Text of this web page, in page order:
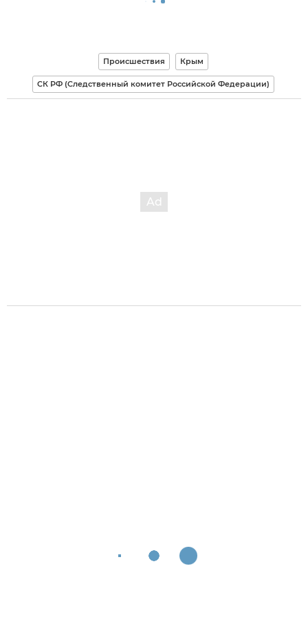
Происшествия Крым
СК РФ (Следственный комитет Российской Федерации)